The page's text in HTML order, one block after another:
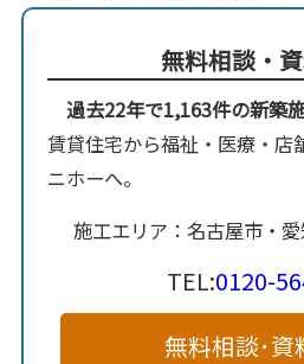
無料相談・
過去22年で1,163件の新築
賃貸住宅から福祉・医療・店
ニホーへ。
施工エリア：名古屋市・
TEL:0120-
無料相談･資